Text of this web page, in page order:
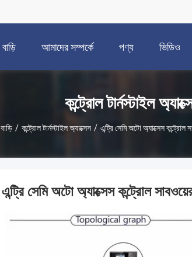
বাড়ি আমাদের সম্পর্কে পণ্য ভিডিও
কন্ট্রোল টার্নস্টাইল
বাড়ি / কন্ট্রোল টার্নস্টাইল অ্যাক্সেস / এন্ট্রি সেমি অটো অ্যাক্সেস কন্ট্রোল
এন্ট্রি সেমি অটো অ্যাক্সেস কন্ট্রোল